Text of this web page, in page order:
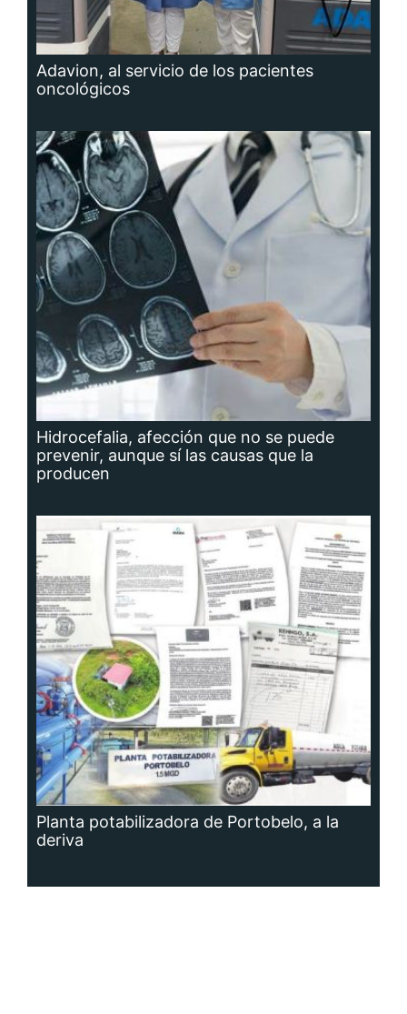
Adavion, al servicio de los pacientes
oncológicos
Hidrocefalia, afección que no se puede
prevenir, aunque sí las causas que la
producen
Planta potabilizadora de Portobelo, a la
deriva